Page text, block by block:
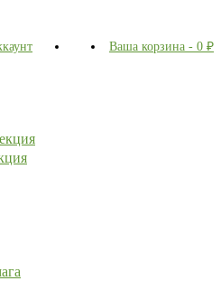
Ваша корзина - 0 ₽